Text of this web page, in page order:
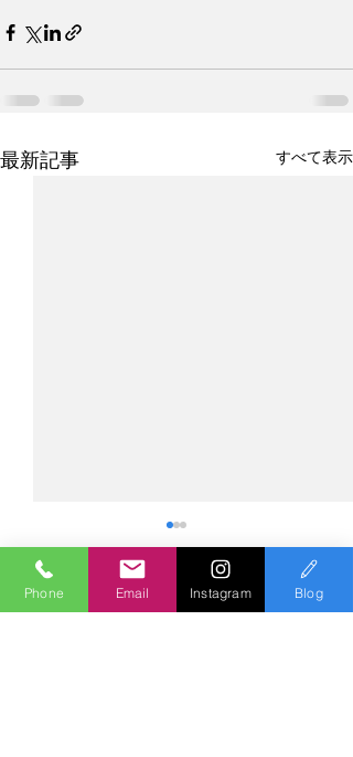
最新記事 すべて表示
コメント
Phone Email Instagram Blog